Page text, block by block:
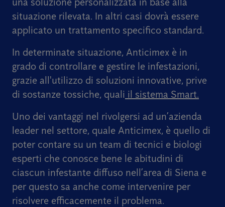
situazione rilevata. In altri casi dovrà essere
applicato un trattamento specifico standard.
In determinate situazione, Anticimex è in
grado di controllare e gestire le infestazioni,
grazie all'utilizzo di soluzioni innovative, prive
di sostanze tossiche, quali il sistema Smart.
Uno dei vantaggi nel rivolgersi ad un’azienda
leader nel settore, quale Anticimex, è quello di
poter contare su un team di tecnici e biologi
esperti che conosce bene le abitudini di
ciascun infestante diffuso nell’area di Siena e
per questo sa anche come intervenire per
risolvere efficacemente il problema.